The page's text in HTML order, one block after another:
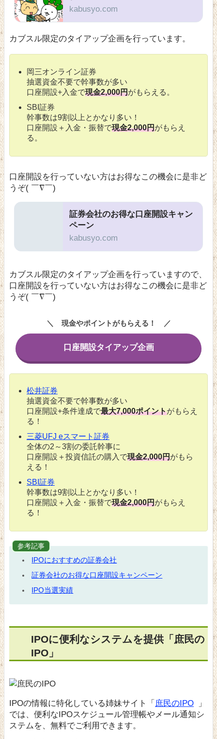
kabusyo.com
カブスル限定のタイアップ企画を行っています。
岡三オンライン証券
抽選資金不要で幹事数が多い
口座開設+入金で現金2,000円がもらえる。
SBI証券
幹事数は9割以上とかなり多い！
口座開設＋入金・振替で現金2,000円がもらえ
る。
口座開設を行っていない方はお得なこの機会に是非ど
うぞ( ￣∇￣)
証券会社のお得な口座開設キャン
ペーン
kabusyo.com
カブスル限定のタイアップ企画を行っていますので、
口座開設を行っていない方はお得なこの機会に是非ど
うぞ( ￣∇￣)
口座開設タイアップ企画
現金やポイントがもらえる！
松井証券
抽選資金不要で幹事数が多い
口座開設+条件達成で最大7,000ポイントがもらえ
る！
三菱UFJ eスマート証券
全体の2～3割の委託幹事に
口座開設＋投資信託の購入で現金2,000円がもら
える！
SBI証券
幹事数は9割以上とかなり多い！
口座開設＋入金・振替で現金2,000円がもらえ
る！
参考記事
IPOにおすすめの証券会社
証券会社のお得な口座開設キャンペーン
IPO当選実績
IPOに便利なシステムを提供「庶民の
IPO」
IPOの情報に特化している姉妹サイト「 庶民のIPO
」
では、便利なIPOスケジュール管理帳やメール通知シ
ステムを、無料でご利用できます。